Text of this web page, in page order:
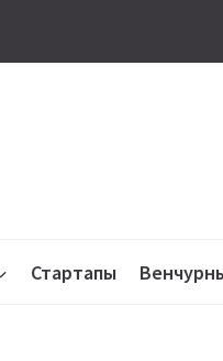
Стартапы